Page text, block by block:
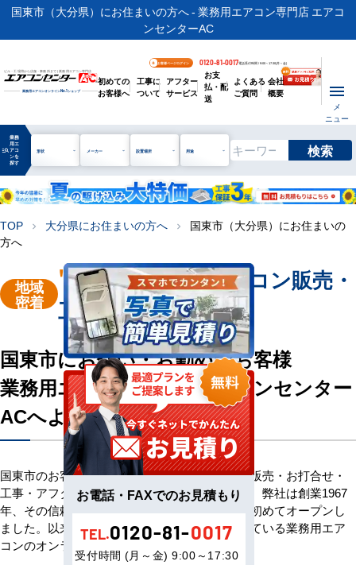
国東市（大分県）にお住まいの方へ - 業務用エアコン専門店 エアコ
ンセンターAC
ビル・工場用から店舗・事務所まで | 業務用エアコン専門店
業務用エアコンオンラインNo.1ショップ
お客様ページログイン 0120-81-0017電話受付時間 / 9:00～17:30(月～金)
初めての
お客様へ
工事に
ついて
アフター
サービス
お支
払・配
送
よくある
ご質問
会社
概要
メ
ニュー
manage_search
業務
用エ
アコ
ンを
探す
形状 メーカー 設置場所 用途 検索
TOP chevron_right 大分県にお住まいの方へ chevron_right
国東市（大分県）にお住まいの
方へ
地域
密着
"国東市"業務用エアコン販売・
工事を承ります
国東市にお住い・お勤めのお客様
業務用エアコン専門店エアコンセンター
ACへようこそ
国東市のお客様へ業務用エアコン・空調機器の販売・お打合せ・
工事・アフターサービスまで一貫して承ります。弊社は創業1967
年、その信頼を基に空調のネット販売を日本で初めてオープンし
ました。以来、皆様にご信頼・ご愛顧いただいている業務用エア
コンのオンラインショップです。
お電話・FAXでのお見積もり
TEL.0120-81-0017
受付時間 (月～金) 9:00～17:30